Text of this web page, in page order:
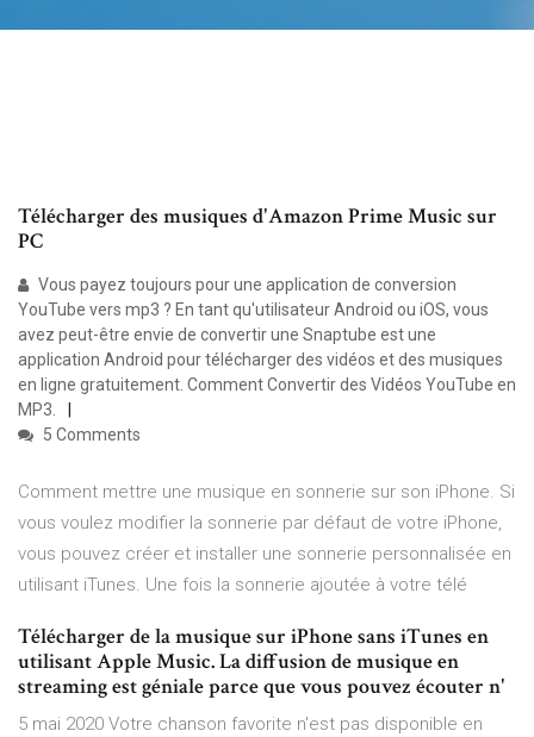
Télécharger des musiques d'Amazon Prime Music sur
PC
Vous payez toujours pour une application de conversion
YouTube vers mp3 ? En tant qu'utilisateur Android ou iOS, vous
avez peut-être envie de convertir une Snaptube est une
application Android pour télécharger des vidéos et des musiques
en ligne gratuitement. Comment Convertir des Vidéos YouTube en
MP3.
5 Comments
Comment mettre une musique en sonnerie sur son iPhone. Si
vous voulez modifier la sonnerie par défaut de votre iPhone,
vous pouvez créer et installer une sonnerie personnalisée en
utilisant iTunes. Une fois la sonnerie ajoutée à votre télé
Télécharger de la musique sur iPhone sans iTunes en
utilisant Apple Music. La diffusion de musique en
streaming est géniale parce que vous pouvez écouter n'
5 mai 2020 Votre chanson favorite n'est pas disponible en